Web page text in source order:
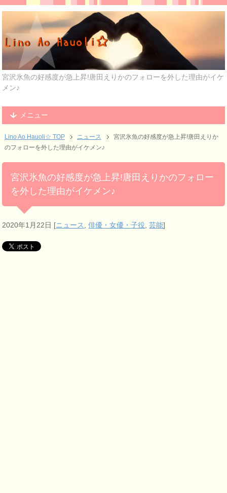
宮沢氷魚の好感度が急上昇!唐田えりかのフォローを外した理由がイケ
メン♪
メニュー
Lino Ao Hauoli☆ TOP ニュース
宮沢氷魚の好感度が急上昇!唐田えりか
のフォローを外した理由がイケメン♪
宮沢氷魚の好感度が急上昇!唐田えりかのフォロー
を外した理由がイケメン♪
2020年1月22日 [ニュース ,俳優・女優・子役 ,芸能]